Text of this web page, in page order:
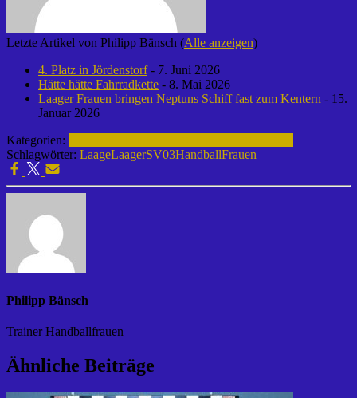
Letzte Artikel von Philipp Bänsch (Alle anzeigen)
4. Platz in Jördenstorf- 7. Juni 2026
Hätte hätte Fahrradkette - 8. Mai 2026
Laager Frauen bringen Neptuns Schiff fast zum Kentern - 15.
Januar 2026
Kategorien:
Schlagwörter: LaageLaagerSV03HandballFrauen
Philipp Bänsch
Trainer Handballfrauen
Ähnliche Beiträge